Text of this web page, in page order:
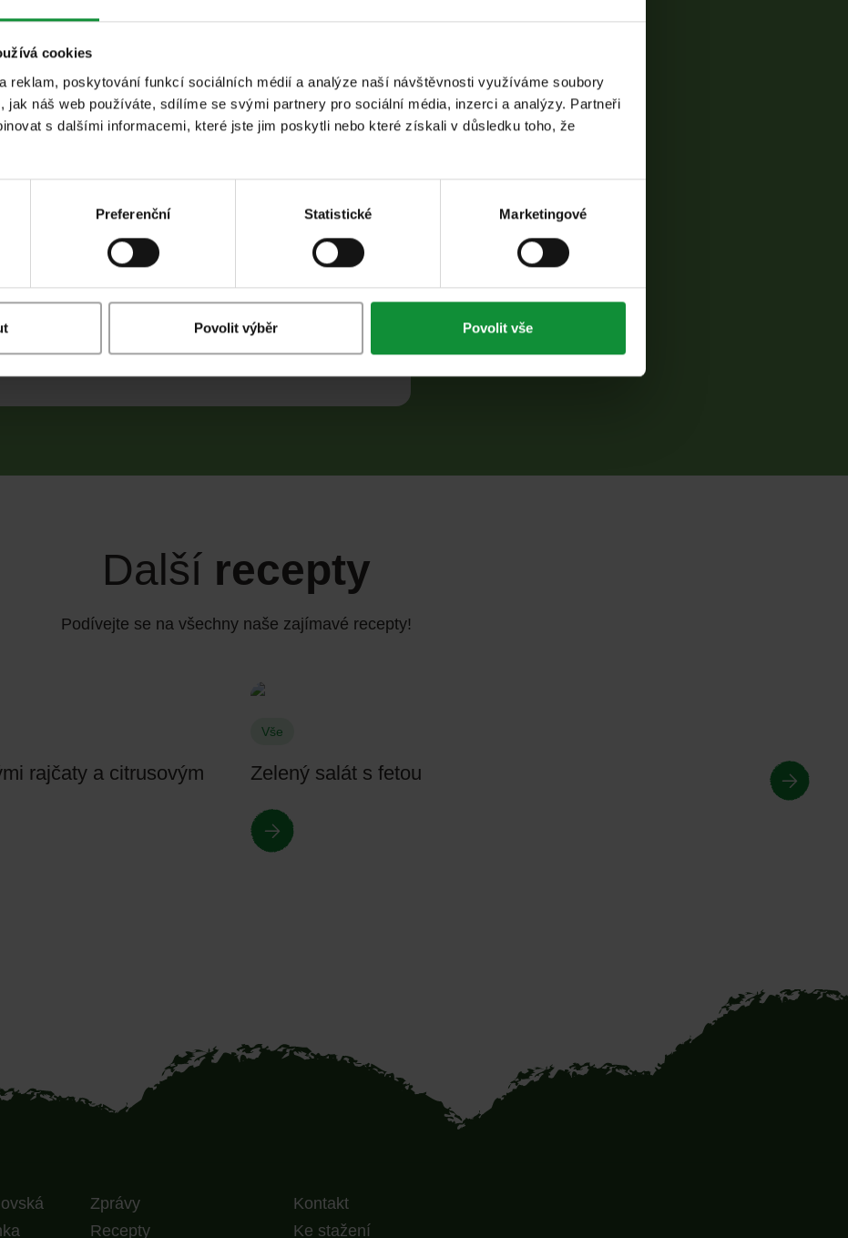
cookies
reklam, poskytování funkcí sociálních médií a analýze naší návštěvnosti využíváme soubory
jak náš web používáte, sdílíme se svými partnery pro sociální média, inzerci a analýzy. Partneři
s dalšími informacemi, které jste jim poskytli nebo které získali v důsledku toho, že
Preferenční Statistické Marketingové
Povolit výběr Povolit vše
vroucí vodě, poté ji scedíme a dáme do mísy.
na suché, rozpálené pánvi po dobu 3–4 minut,
Hotové houby přidáme ke krupici.
listy špenátu a drcený česnek a poté smažíme
do směsi prosa a hub.
nasekané ořechy, směs salátů Eisberg Ranch,
jemně nasekanou červenou cibuli.
limetky Eisberg lisovaného za studena, jemně
zároveň čerstvé a lehké jídlo.
Další recepty
Podívejte se na všechny naše zajímavé recepty!
rajčaty a citrusovým
Vše
Zelený salát s fetou
Zprávy
Recepty
Kontakt
Ke stažení